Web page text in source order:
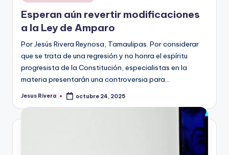
en
Esperan aún revertir modificaciones
a la Ley de Amparo
Por Jesús Rivera Reynosa, Tamaulipas. Por considerar
que se trata de una regresión y no honra el espíritu
progresista de la Constitución, especialistas en la
materia presentarán una controversia para…
Publicado
Jesus Rivera octubre 24, 2025